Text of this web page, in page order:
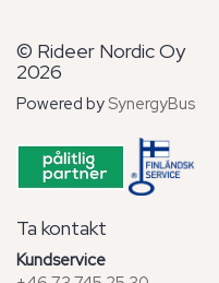
© Rideer Nordic Oy
2026
Powered by SynergyBus
Ta kontakt
Kundservice